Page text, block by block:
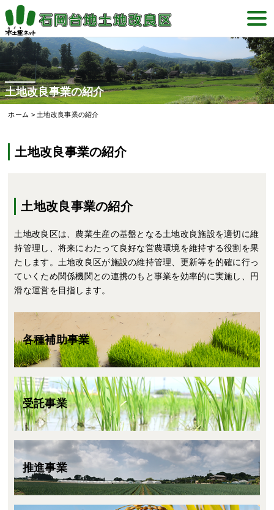
Skip
to
content
土地改良事業の紹介
ホーム > 土地改良事業の紹介
土地改良事業の紹介
土地改良事業の紹介
土地改良区は、農業生産の基盤となる土地改良施設を適切に維
持管理し、将来にわたって良好な営農環境を維持する役割を果
たします。土地改良区が施設の維持管理、更新等を的確に行っ
ていくため関係機関との連携のもと事業を効率的に実施し、円
滑な運営を目指します。
各種補助事業
受託事業
推進事業